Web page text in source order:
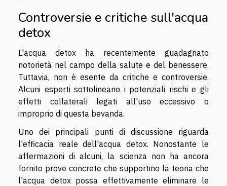
Controversie e critiche sull'acqua
detox
L'acqua detox ha recentemente guadagnato
notorietà nel campo della salute e del benessere.
Tuttavia, non è esente da critiche e controversie.
Alcuni esperti sottolineano i potenziali rischi e gli
effetti collaterali legati all'uso eccessivo o
improprio di questa bevanda.
Uno dei principali punti di discussione riguarda
l'efficacia reale dell'acqua detox. Nonostante le
affermazioni di alcuni, la scienza non ha ancora
fornito prove concrete che supportino la teoria che
l'acqua detox possa effettivamente eliminare le